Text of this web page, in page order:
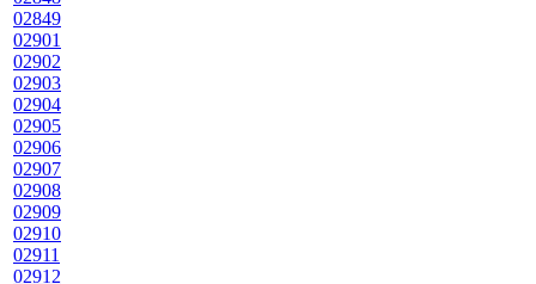
02849
02901
02902
02903
02904
02905
02906
02907
02908
02909
02910
02911
02912